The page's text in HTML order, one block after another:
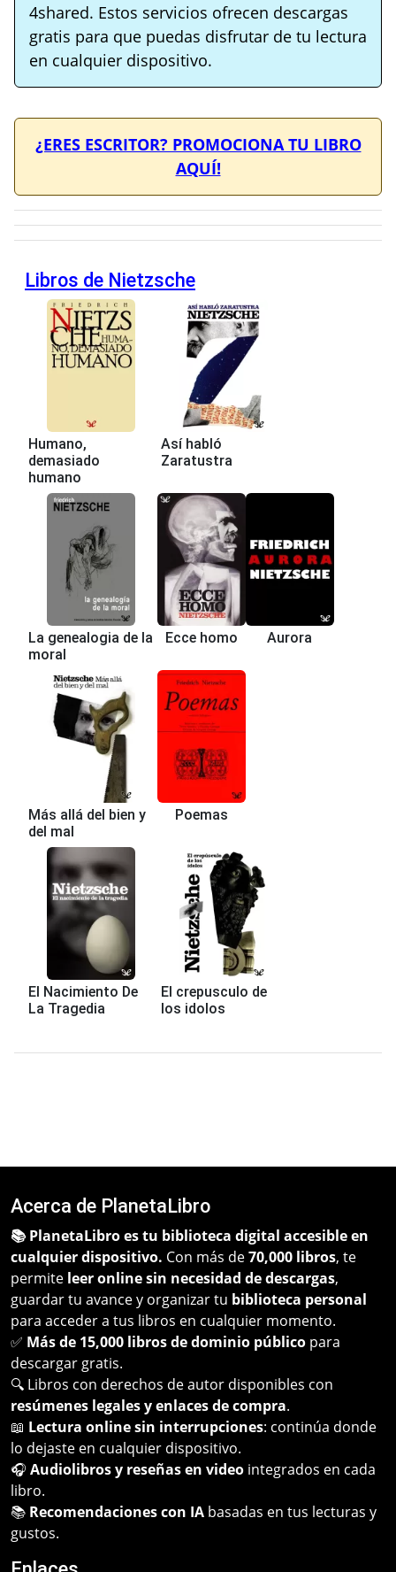
4shared. Estos servicios ofrecen descargas
gratis para que puedas disfrutar de tu lectura
en cualquier dispositivo.
¿ERES ESCRITOR? PROMOCIONA TU LIBRO
AQUÍ!
Libros de Nietzsche
Humano,
demasiado
humano
Así habló
Zaratustra
La genealogia de la
moral
Ecce homo Aurora
Más allá del bien y
del mal
Poemas
El Nacimiento De
La Tragedia
El crepusculo de
los idolos
Acerca de PlanetaLibro
📚 PlanetaLibro es tu biblioteca digital accesible en
cualquier dispositivo. Con más de70,000 libros, te
permite leer online sin necesidad de descargas,
guardar tu avance y organizar tu biblioteca personal
para acceder a tus libros en cualquier momento.
✅ Más de 15,000 libros de dominio público para
descargar gratis.
🔍 Libros con derechos de autor disponibles con
resúmenes legales y enlaces de compra.
📖 Lectura online sin interrupciones: continúa donde
lo dejaste en cualquier dispositivo.
🎧 Audiolibros y reseñas en video integrados en cada
libro.
📚 Recomendaciones con IA basadas en tus lecturas y
gustos.